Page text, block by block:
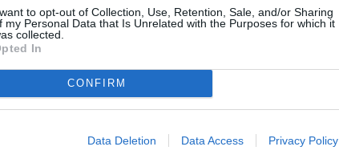
to opt-out of Collection, Use, Retention, Sale, and/or Sharing
my Personal Data that Is Unrelated with the Purposes for which it
collected.
In
CONFIRM
Data Deletion Data Access Privacy Policy
Madagascar sont stables.
RÉPONDRE
moins cher, plus confortables et